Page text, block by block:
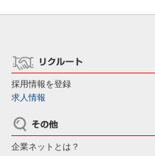
採用情報を登録
求人情報
企業ネットとは？